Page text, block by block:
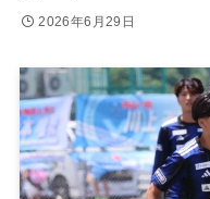
2026年6月29日